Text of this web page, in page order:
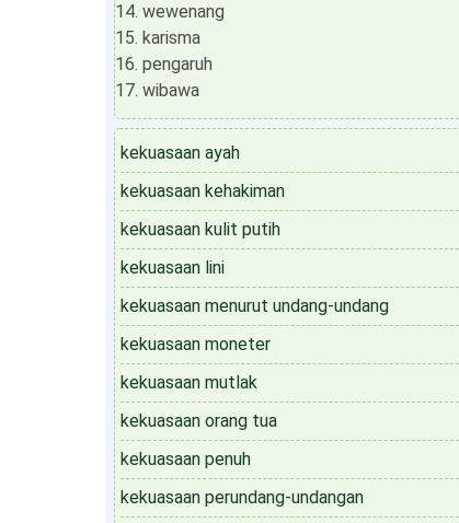
wewenang
karisma
pengaruh
wibawa
kekuasaan ayah
kekuasaan kehakiman
kekuasaan kulit putih
kekuasaan lini
kekuasaan menurut undang-undang
kekuasaan moneter
kekuasaan mutlak
kekuasaan orang tua
kekuasaan penuh
kekuasaan perundang-undangan